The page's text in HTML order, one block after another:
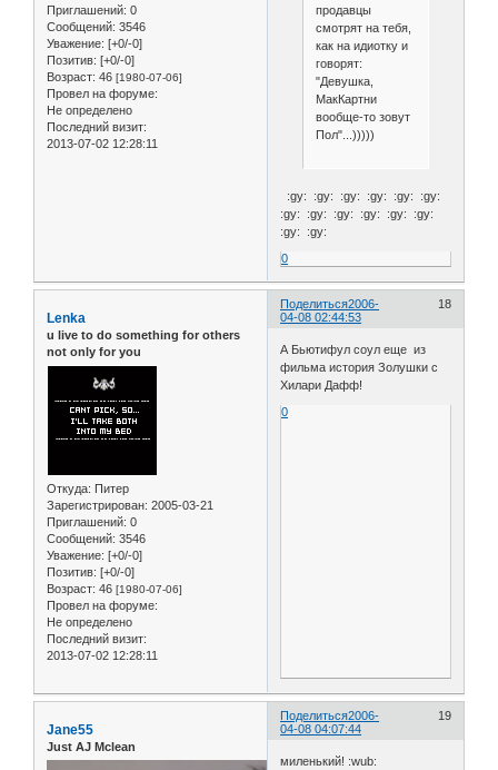
Приглашений: 0
Сообщений: 3546
Уважение: [+0/-0]
Позитив: [+0/-0]
Возраст: 46 [1980-07-06]
Провел на форуме:
Не определено
Последний визит:
2013-07-02 12:28:11
продавцы
смотрят на тебя,
как на идиотку и
говорят:
"Девушка,
МакКартни
вообще-то зовут
Пол"...)))))
:gy: :gy: :gy: :gy: :gy: :gy:
:gy: :gy: :gy: :gy: :gy: :gy:
:gy: :gy:
0
Поделиться 18
2006-
04-08 02:44:53
Lenka
u live to do something for others
not only for you
Откуда: Питер
Зарегистрирован: 2005-03-21
Приглашений: 0
Сообщений: 3546
Уважение: [+0/-0]
Позитив: [+0/-0]
Возраст: 46 [1980-07-06]
Провел на форуме:
Не определено
Последний визит:
2013-07-02 12:28:11
А Бьютифул соул еще из
фильма история Золушки с
Хилари Дафф!
0
Поделиться 19
2006-
04-08 04:07:44
Jane55
Just AJ Mclean
миленький! :wub: